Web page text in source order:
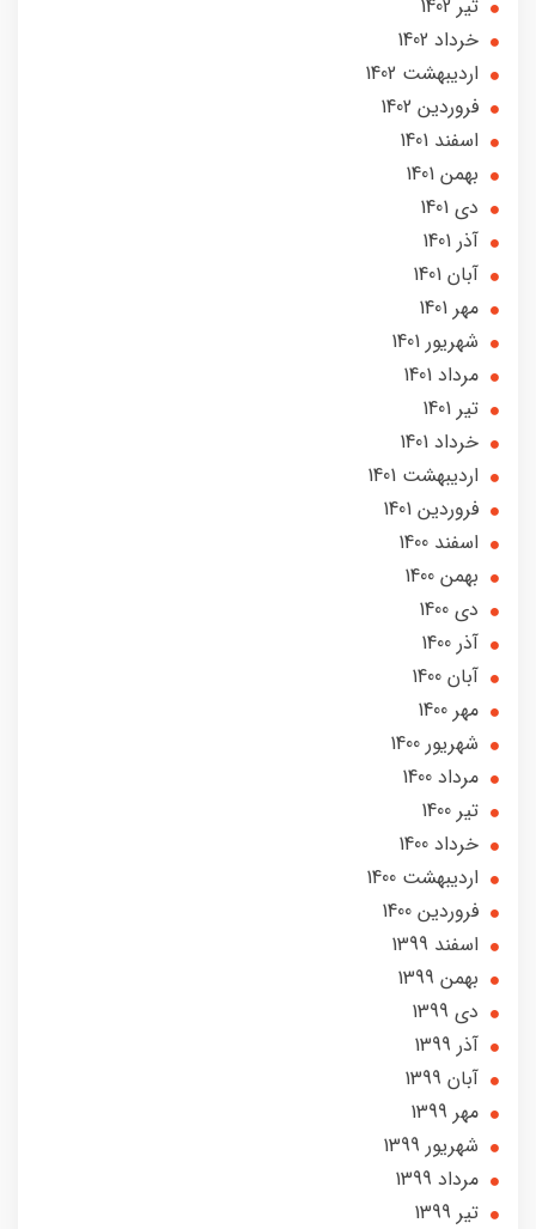
تير 1402
خرداد 1402
ارديبهشت 1402
فروردین 1402
اسفند 1401
بهمن 1401
دی 1401
آذر 1401
آبان 1401
مهر 1401
شهریور 1401
مرداد 1401
تير 1401
خرداد 1401
ارديبهشت 1401
فروردین 1401
اسفند 1400
بهمن 1400
دی 1400
آذر 1400
آبان 1400
مهر 1400
شهریور 1400
مرداد 1400
تير 1400
خرداد 1400
ارديبهشت 1400
فروردین 1400
اسفند 1399
بهمن 1399
دی 1399
آذر 1399
آبان 1399
مهر 1399
شهریور 1399
مرداد 1399
تير 1399